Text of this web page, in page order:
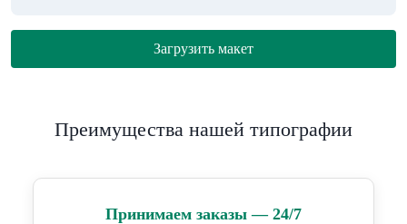
Загрузить макет
Преимущества нашей типографии
Принимаем заказы — 24/7